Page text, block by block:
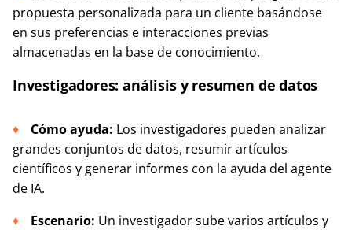
propuesta personalizada para un cliente basándose
en sus preferencias e interacciones previas
almacenadas en la base de conocimiento.
Investigadores: análisis y resumen de datos
Cómo ayuda: Los investigadores pueden analizar
grandes conjuntos de datos, resumir artículos
científicos y generar informes con la ayuda del agente
de IA.
Escenario: Un investigador sube varios artículos y